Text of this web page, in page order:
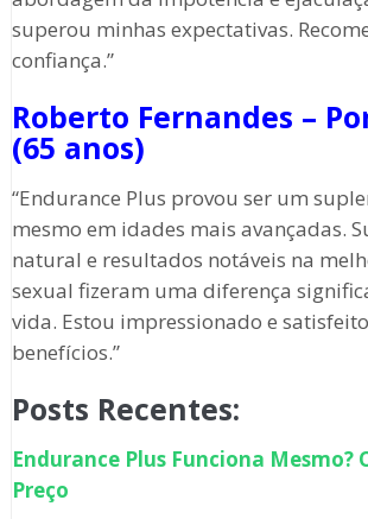
superou minhas expectativas.
confiança.”
Roberto Fernandes –
(65 anos)
“Endurance Plus provou ser um
mesmo em idades mais avançadas.
natural e resultados notáveis na
sexual fizeram uma diferença
vida. Estou impressionado e
benefícios.”
Posts Recentes:
Endurance Plus Funciona Mesmo?
Preço